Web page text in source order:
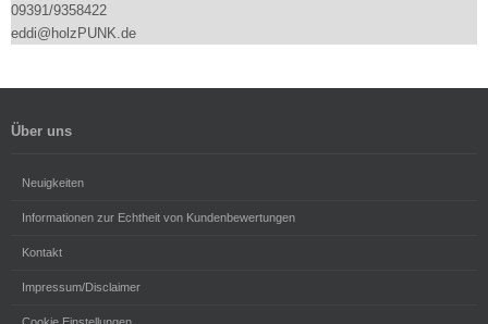
09391/9358422
eddi@holzPUNK.de
Über uns
Neuigkeiten
Informationen zur Echtheit von Kundenbewertungen
Kontakt
Impressum/Disclaimer
Cookie Einstellungen